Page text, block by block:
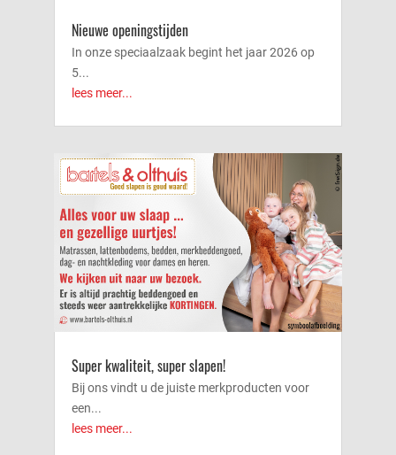
Nieuwe openingstijden
In onze speciaalzaak begint het jaar 2026 op
5...
lees meer...
Super kwaliteit, super slapen!
Bij ons vindt u de juiste merkproducten voor
een...
lees meer...